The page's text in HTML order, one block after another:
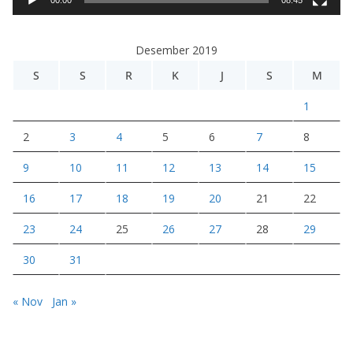
d
Desember 2019
S
S R K J S M
1
2 3 4 5 6 7 8
9 10 11 12 13 14 15
16 17 18 19 20 21 22
23 24 25 26 27 28 29
30 31
« Nov Jan »